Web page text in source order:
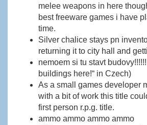
melee weapons in here
best freeware games i have
time.
Silver chalice stays pn
returning it to city hall and
nemoem si tu stavt budovy!!!!!!
buildings here!“ in Czech)
As a small games developer
with a bit of work this title
first person r.p.g. title.
ammo ammo ammo ammo